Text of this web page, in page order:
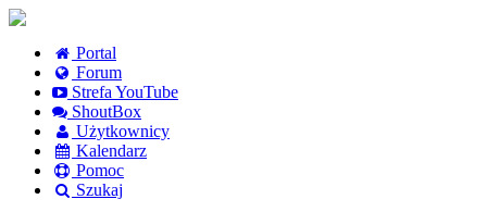
Portal
Forum
Strefa YouTube
ShoutBox
Użytkownicy
Kalendarz
Pomoc
Szukaj